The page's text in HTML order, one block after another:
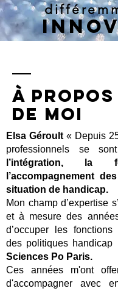
À Propos
de moi
Elsa Géroult « Depuis
professionnels se
l’intégration, la
l’accompagnement
situation de handicap.
Mon champ d’expertise
et à mesure des
d’occuper les
des politiques handicap
Sciences Po Paris.
Ces années m'ont
d'accompagner avec